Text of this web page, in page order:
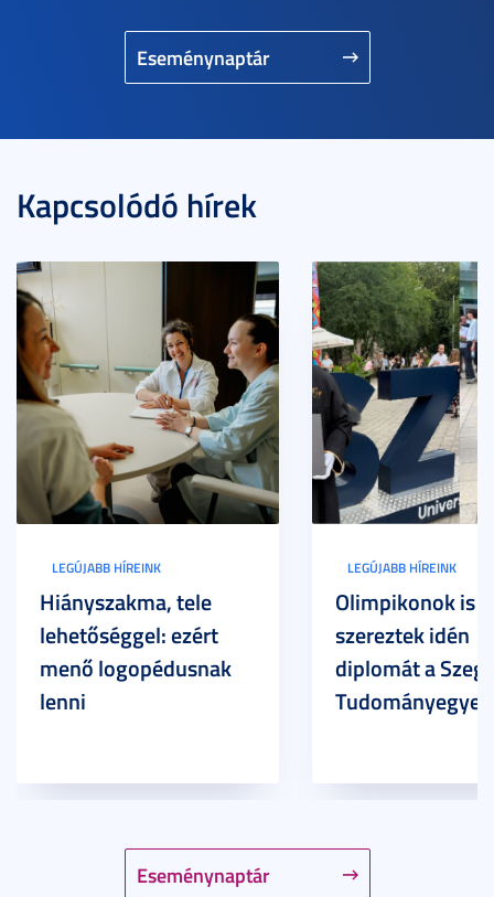
Eseménynaptár
Kapcsolódó hírek
Eseménynaptár
LEGÚJABB HÍREINK
Hiányszakma, tele
lehetőséggel: ezért
menő logopédusnak
lenni
LEGÚJABB HÍREINK
Olimpikonok is
szereztek idén
diplomát a